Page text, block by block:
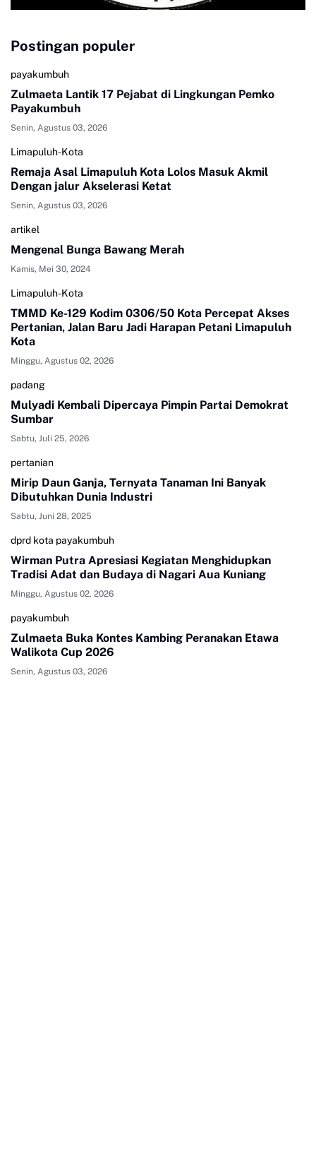
Postingan populer
payakumbuh
Zulmaeta Lantik 17 Pejabat di Lingkungan Pemko
Payakumbuh
Senin, Agustus 03, 2026
Limapuluh-Kota
Remaja Asal Limapuluh Kota Lolos Masuk Akmil
Dengan jalur Akselerasi Ketat
Senin, Agustus 03, 2026
artikel
Mengenal Bunga Bawang Merah
Kamis, Mei 30, 2024
Limapuluh-Kota
TMMD Ke-129 Kodim 0306/50 Kota Percepat Akses
Pertanian, Jalan Baru Jadi Harapan Petani Limapuluh
Kota
Minggu, Agustus 02, 2026
padang
Mulyadi Kembali Dipercaya Pimpin Partai Demokrat
Sumbar
Sabtu, Juli 25, 2026
pertanian
Mirip Daun Ganja, Ternyata Tanaman Ini Banyak
Dibutuhkan Dunia Industri
Sabtu, Juni 28, 2025
dprd kota payakumbuh
Wirman Putra Apresiasi Kegiatan Menghidupkan
Tradisi Adat dan Budaya di Nagari Aua Kuniang
Minggu, Agustus 02, 2026
payakumbuh
Zulmaeta Buka Kontes Kambing Peranakan Etawa
Walikota Cup 2026
Senin, Agustus 03, 2026